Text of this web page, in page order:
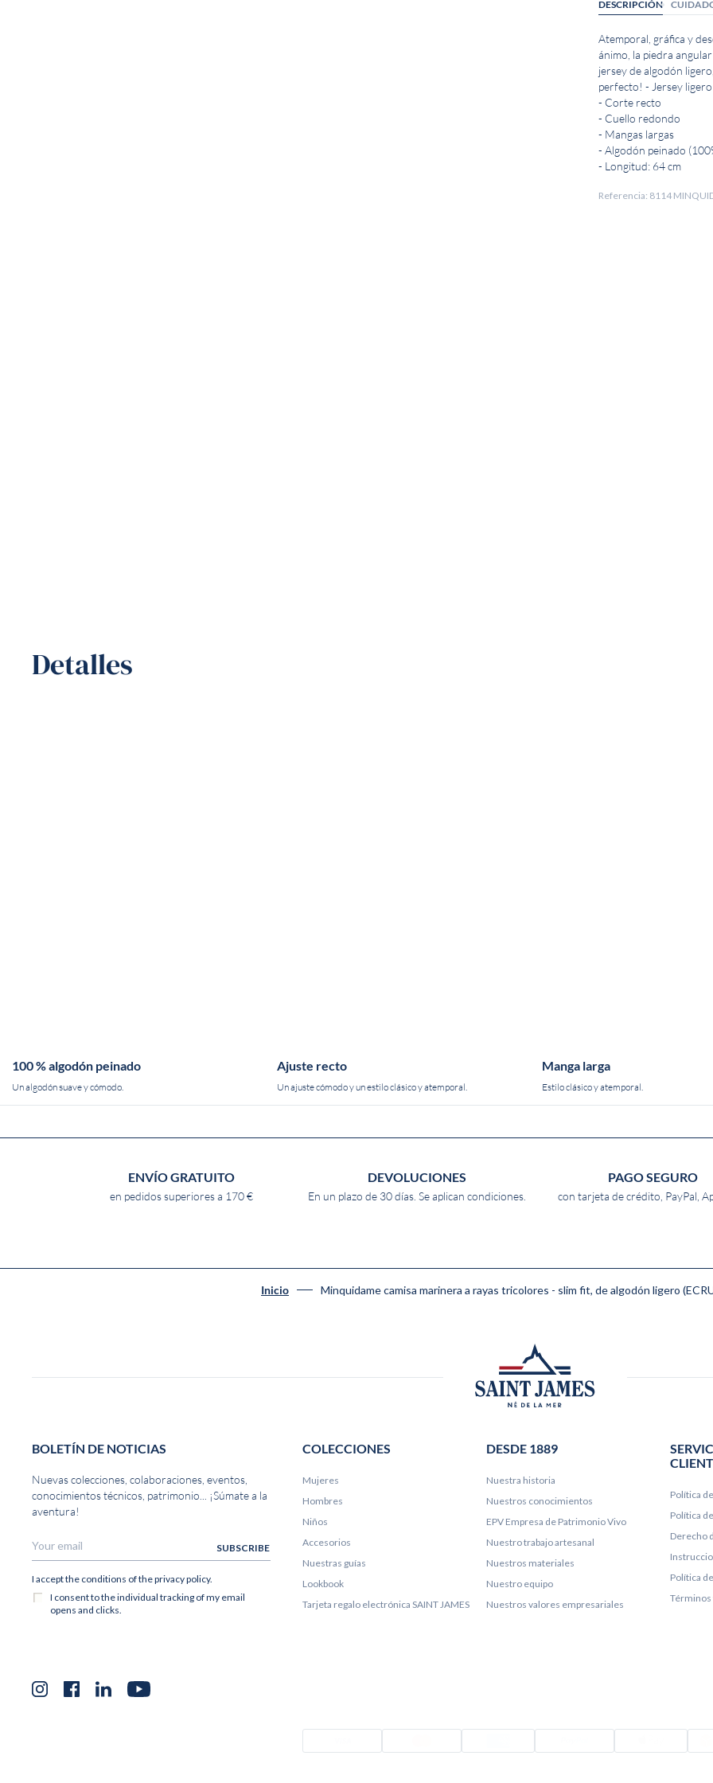
DESCRIPCIÓN
Atemporal, gráfica y
ánimo, la piedra
jersey de algodón
perfecto! - Jersey ligero
- Corte recto
- Cuello redondo
- Mangas largas
- Algodón peinado
- Longitud: 64 cm
Referencia: 8114
Detalles
100 % algodón peinado
Un algodón suave y cómodo.
Ajuste recto
Un ajuste cómodo y un estilo clásico y atemporal.
Manga larga
Estilo clásico y atemporal.
ENVÍO GRATUITO
en pedidos superiores a 170 €
DEVOLUCIONES
En un plazo de 30 días. Se aplican condiciones.
PAGO SEGURO
con tarjeta de crédito, PayPal,
Inicio Minquidame camisa marinera a rayas tricolores - slim fit, de algodón ligero
BOLETÍN DE NOTICIAS
Nuevas colecciones, colaboraciones, eventos,
conocimientos técnicos, patrimonio... ¡Súmate a la
aventura!
InstagramFacebookLinkedInYouTube
COLECCIONES
Mujeres
Hombres
Niños
Accesorios
Nuestras guías
Lookbook
Tarjeta regalo electrónica SAINT JAMES
DESDE 1889
Nuestra historia
Nuestros conocimientos
EPV Empresa de Patrimonio Vivo
Nuestro trabajo artesanal
Nuestros materiales
Nuestro equipo
Nuestros valores empresariales
Política
Política
Derecho
Política
Términos
Visado Mastercard Amex PayPal